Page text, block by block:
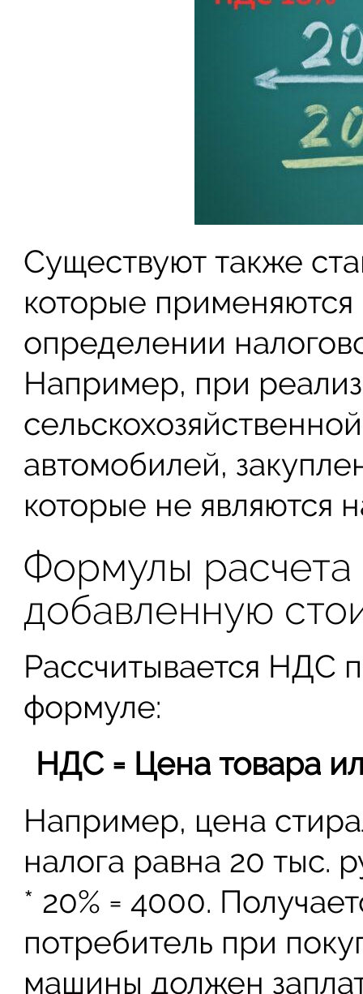
Существуют также
которые
определении
Например, при
автомобилей,
которые не являются
Формулы расчета
добавленную
Рассчитывается НДС
формуле:
НДС = Цена товара
Например, цена
налога равна 20 тыс.
* 20% = 4000.
потребитель при
машины должен